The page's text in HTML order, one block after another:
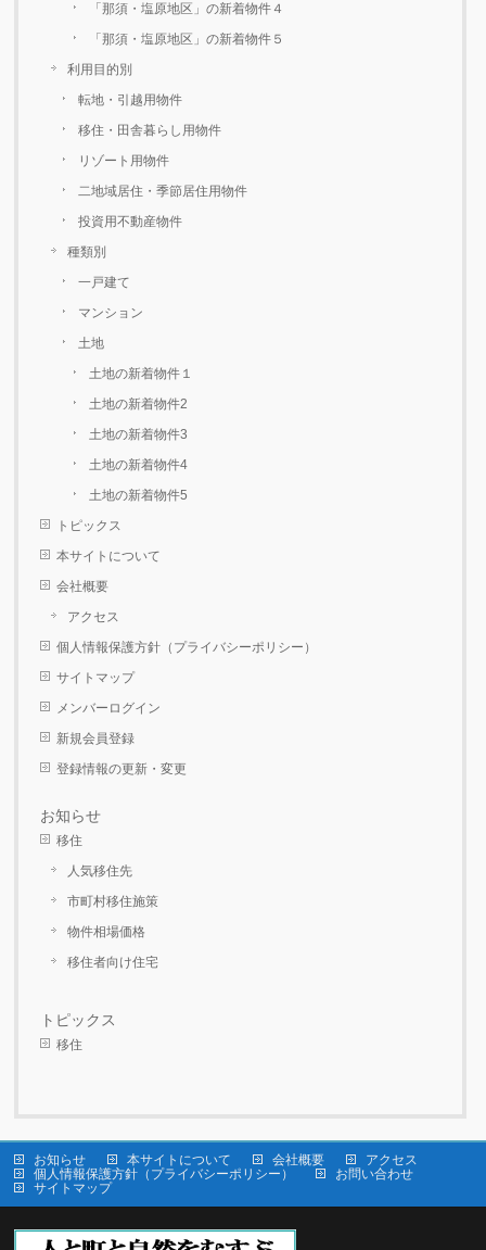
「那須・塩原地区」の新着物件４
「那須・塩原地区」の新着物件５
利用目的別
転地・引越用物件
移住・田舎暮らし用物件
リゾート用物件
二地域居住・季節居住用物件
投資用不動産物件
種類別
一戸建て
マンション
土地
土地の新着物件１
土地の新着物件2
土地の新着物件3
土地の新着物件4
土地の新着物件5
トピックス
本サイトについて
会社概要
アクセス
個人情報保護方針（プライバシーポリシー）
サイトマップ
メンバーログイン
新規会員登録
登録情報の更新・変更
お知らせ
移住
人気移住先
市町村移住施策
物件相場価格
移住者向け住宅
トピックス
移住
お知らせ 本サイトについて 会社概要
アクセス
個人情報保護方針（プライバシーポリシー）
お問い合わせ
サイトマップ